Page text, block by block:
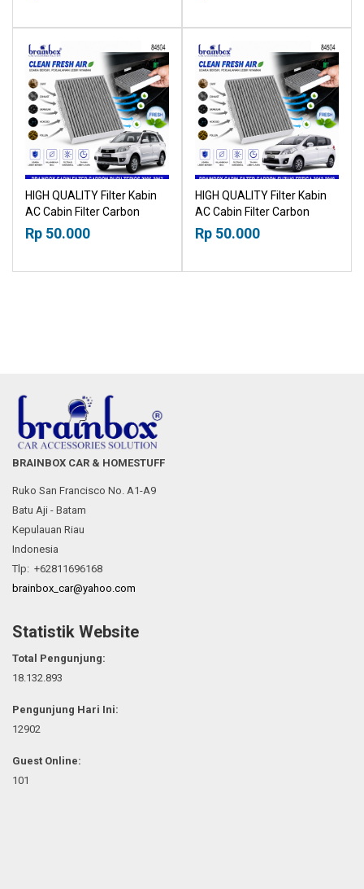
HIGH QUALITY Filter Kabin
AC Cabin Filter Carbon
Toyota Rush Daihatsu
Terios 2006-2017
Rp 50.000
HIGH QUALITY Filter Kabin
AC Cabin Filter Carbon
Suzuki Ertiga 2012-2018
18015030
Rp 50.000
BRAINBOX CAR & HOMESTUFF
Ruko San Francisco No. A1-A9
Batu Aji - Batam
Kepulauan Riau
Indonesia
Tlp: +62811696168
brainbox_car@yahoo.com
Statistik Website
Total Pengunjung:
18.132.893
Pengunjung Hari Ini:
12902
Guest Online:
101